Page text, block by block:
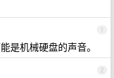
1
是机械硬盘的声音。
2